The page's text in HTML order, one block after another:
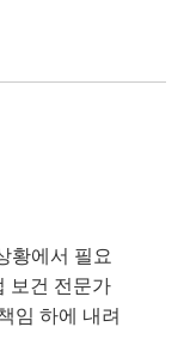
황에서 필요
보건 전문가
임 하에 내려